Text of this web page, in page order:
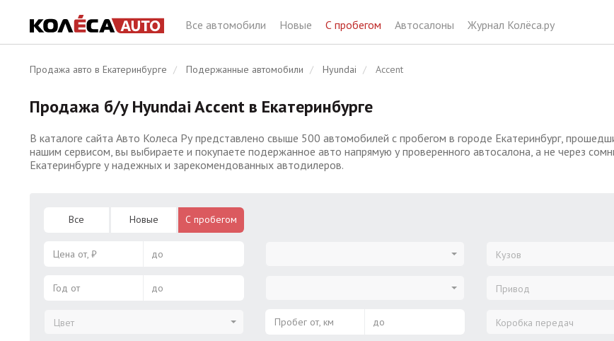
Все автомобили Новые С пробегом Автосалоны Журнал Колёса.ру
Продажа авто в Екатеринбурге Подержанные автомобили Hyundai Accent
Продажа б/у Hyundai Accent в Екатеринбурге
В каталоге сайта Авто Колеса Ру представлено свыше 500 автомобилей с пробегом в городе Екатеринбург,
нашим сервисом, вы выбираете и покупаете подержанное авто напрямую у проверенного автосалона, а не через
Екатеринбурге у надежных и зарекомендованных автодилеров.
Все Новые С пробегом
Цена от, ₽ до
Год от до
Цвет Пробег от, км до
Кузов
Привод
Коробка передач